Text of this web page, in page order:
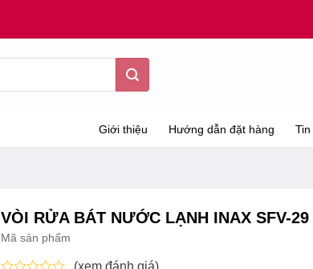
Giới thiệu Hướng dẫn đặt hàng
VÒI RỬA BÁT NƯỚC LẠNH INAX SFV-29
Mã sản phẩm
(xem đánh giá)